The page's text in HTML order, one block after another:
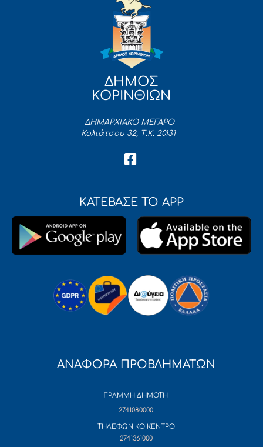
ΔΗΜΟΣ
ΚΟΡΙΝΘΙΩΝ
ΔΗΜΑΡΧΙΑΚΟ ΜΕΓΑΡΟ
Κολιάτσου 32, Τ.Κ. 20131
ΚΑΤΕΒΑΣΕ ΤΟ APP
ΑΝΑΦΟΡΑ ΠΡΟΒΛΗΜΑΤΩΝ
ΓΡΑΜΜΗ ΔΗΜΟΤΗ
2741080000
ΤΗΛΕΦΩΝΙΚΟ ΚΕΝΤΡΟ
2741361000